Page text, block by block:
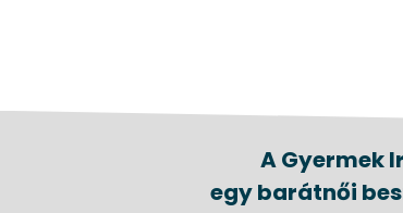
A Gyermek
egy barátnői